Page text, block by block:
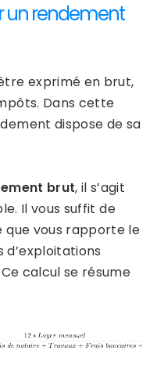
un rendement
exprimé en brut,
Dans cette
dispose de sa
brut, il s’agit
Il vous suffit de
vous rapporte le
d’exploitations
calcul se résume